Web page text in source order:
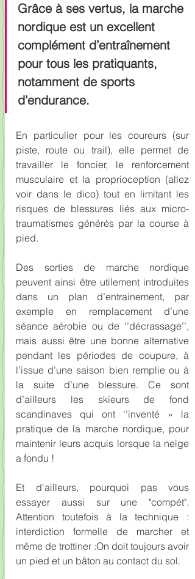
Grâce à ses vertus, la marche
nordique est un excellent
complément d’entraînement
pour tous les pratiquants,
notamment de sports
d’endurance.
En particulier pour les coureurs (sur
piste, route ou trail), elle permet de
travailler le foncier, le renforcement
musculaire et la proprioception (allez
voir dans le dico) tout en limitant les
risques de blessures liés aux micro-
traumatismes générés par la course à
pied.
Des sorties de marche nordique
peuvent ainsi être utilement introduites
dans un plan d’entrainement, par
exemple en remplacement d’une
séance aérobie ou de ‘’décrassage’’,
mais aussi être une bonne alternative
pendant les périodes de coupure, à
l’issue d’une saison bien remplie ou à
la suite d’une blessure. Ce sont
d’ailleurs les skieurs de fond
scandinaves qui ont ‘’inventé » la
pratique de la marche nordique, pour
maintenir leurs acquis lorsque la neige
a fondu !
Et d'ailleurs, pourquoi pas vous
essayer aussi sur une "compét".
Attention toutefois à la technique :
interdiction formelle de marcher et
même de trottiner :On doit toujours avoir
un pied et un bâton au contact du sol.